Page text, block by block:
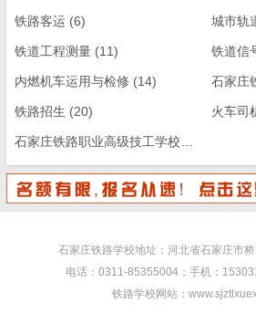
铁路客运 (6) 城市轨
铁道工程测量 (11) 铁道信
内燃机车运用与检修 (14) 石家庄
铁路招生 (20) 火车司
石家庄铁路学校地址：河北省石家庄市桥
电话：0311-85355004；手机：
铁路学校网站：